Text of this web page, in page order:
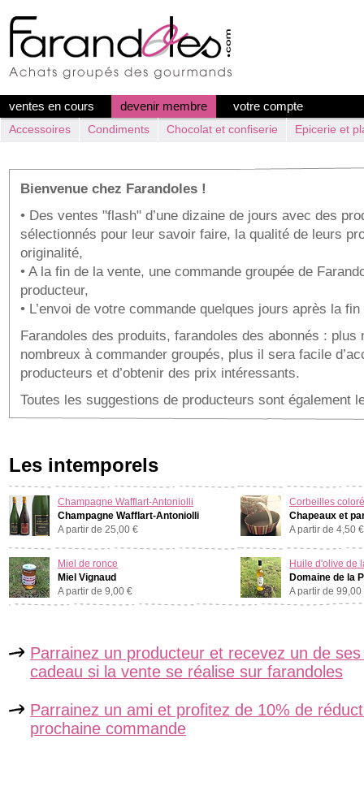
ventes en cours devenir membre votre compte
Accessoires Condiments Chocolat et confiserie Epicerie et
Bienvenue chez Farandoles !
• Des ventes "flash" d’une dizaine de jours avec des
sélectionnés pour leur savoir faire, la qualité de leurs
originalité,
• A la fin de la vente, une commande groupée de
producteur,
• L’envoi de votre commande quelques jours après la
Farandoles des produits, farandoles des abonnés : plus
nombreux à commander groupés, plus il sera facile
producteurs et d’obtenir des prix intéressants.
Toutes les suggestions de producteurs sont également
Les intemporels
Champagne Wafflart-Antoniolli
Champagne Wafflart-Antoniolli
A partir de 25,00 €
Corbeilles
Chapeaux et
A partir de 4,50 €
Miel de ronce
Miel Vignaud
A partir de 9,00 €
Huile d'olive de
Domaine de la
A partir de 99,00
Parrainez un producteur et recevez un de
cadeau si la vente se réalise sur farandoles
Parrainez un ami et profitez de 10% de
prochaine commande